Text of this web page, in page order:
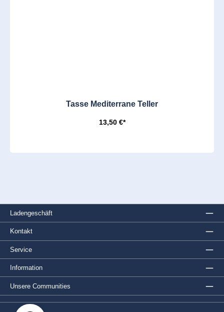
Tasse Mediterrane Teller
13,50 €*
Ladengeschäft
Service
Information
Kontakt
Unsere Communities